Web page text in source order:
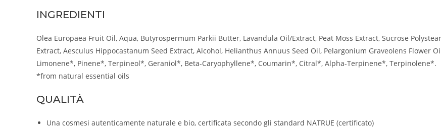
INGREDIENTI
Olea Europaea Fruit Oil, Aqua, Butyrospermum Parkii Butter, Lavandula Oil/Extract, Peat Moss Extract, Sucrose
Extract, Aesculus Hippocastanum Seed Extract, Alcohol, Helianthus Annuus Seed Oil, Pelargonium Graveolens Flower
Limonene*, Pinene*, Terpineol*, Geraniol*, Beta-Caryophyllene*, Coumarin*, Citral*, Alpha-Terpinene*, Terpinolene*.
*from natural essential oils
QUALITÀ
Una cosmesi autenticamente naturale e bio, certificata secondo gli standard NATRUE (certificato)